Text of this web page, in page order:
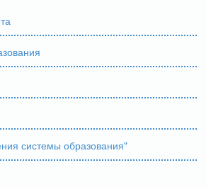
системы образования"